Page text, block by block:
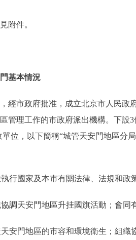
件。
基本情況
，經市政府批准，成立北京市人民政
管理工作的市政府派出機構。下設
單位，以下簡稱“城管天安門地區分
行國家及本市有關法律、法規和政
調天安門地區升挂國旗活動；會
安門地區的市容和環境衛生；組